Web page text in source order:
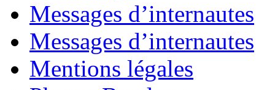
Messages d’internautes
Messages d’internautes
Mentions légales